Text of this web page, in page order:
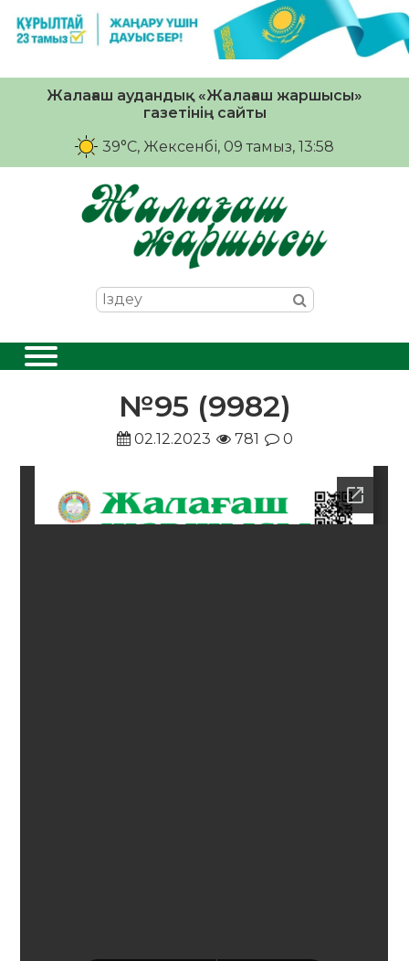
Жалағаш аудандық «Жалағаш жаршысы»
газетінің сайты
39°C, Жексенбі, 09 тамыз, 13:58
№95 (9982)
02.12.2023 781 0